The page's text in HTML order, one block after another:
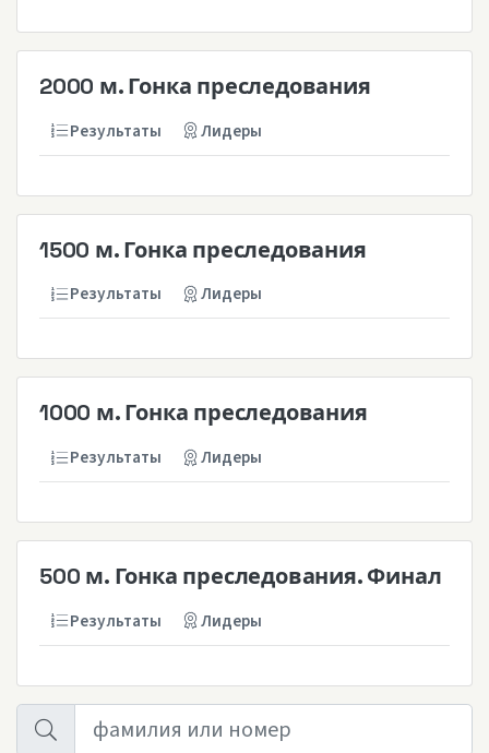
2000 м. Гонка преследования
Результаты Лидеры
1500 м. Гонка преследования
Результаты Лидеры
1000 м. Гонка преследования
Результаты Лидеры
500 м. Гонка преследования. Финал
Результаты Лидеры